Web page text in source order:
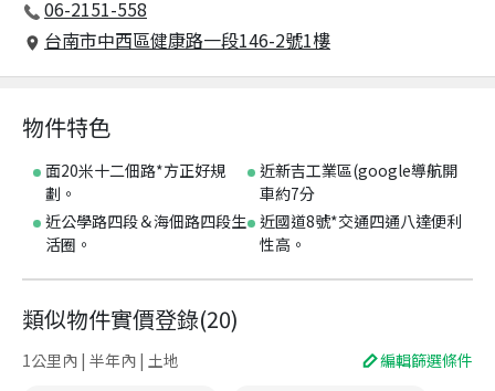
06-2151-558
台南市中西區健康路一段146-2號1樓
物件特色
面20米十二佃路*方正好規
劃。
近新吉工業區(google導航開
車約7分
近公學路四段＆海佃路四段生
活圈。
近國道8號*交通四通八達便利
性高。
類似物件實價登錄(20)
1公里內 | 半年內 | 土地 編輯篩選條件